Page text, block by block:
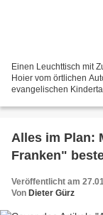
Einen Leuchttisch mit
Hoier vom örtlichen
evangelischen
Alles im Plan:
Franken"
Veröffentlicht am
Von Dieter Gürz